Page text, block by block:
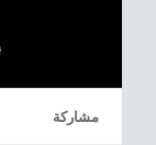
مشاركة